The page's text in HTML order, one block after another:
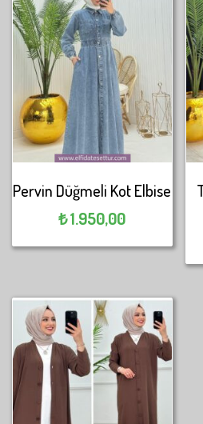
Pervin Düğmeli Kot Elbise
₺1.950,00